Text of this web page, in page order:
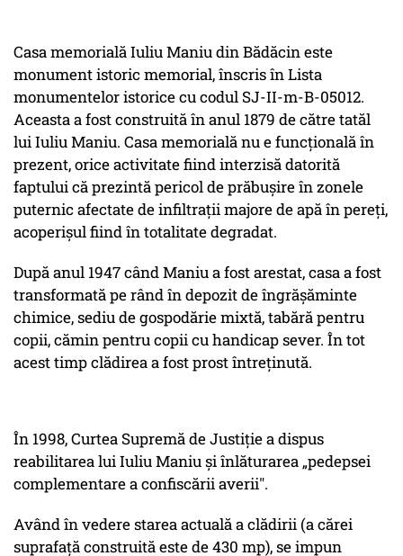
Casa memorială Iuliu Maniu din Bădăcin este
monument istoric memorial, înscris în Lista
monumentelor istorice cu codul SJ-II-m-B-05012.
Aceasta a fost construită în anul 1879 de către tatăl
lui Iuliu Maniu. Casa memorială nu e funcțională în
prezent, orice activitate fiind interzisă datorită
faptului că prezintă pericol de prăbușire în zonele
puternic afectate de infiltraţii majore de apă în pereţi,
acoperişul fiind în totalitate degradat.
După anul 1947 când Maniu a fost arestat, casa a fost
transformată pe rând în depozit de îngrăşăminte
chimice, sediu de gospodărie mixtă, tabără pentru
copii, cămin pentru copii cu handicap sever. În tot
acest timp clădirea a fost prost întreţinută.
În 1998, Curtea Supremă de Justiție a dispus
reabilitarea lui Iuliu Maniu și înlăturarea „pedepsei
complementare a confiscării averii".
Având în vedere starea actuală a clădirii (a cărei
suprafață construită este de 430 mp), se impun